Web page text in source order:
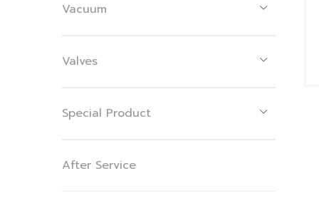
Vacuum
Valves
Special Product
After Service